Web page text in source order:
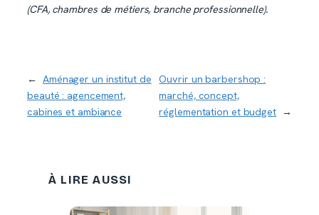
(CFA, chambres de métiers, branche professionnelle).
← Aménager un institut de
beauté : agencement,
cabines et ambiance
Ouvrir un barbershop :
marché, concept,
réglementation et budget →
À LIRE AUSSI